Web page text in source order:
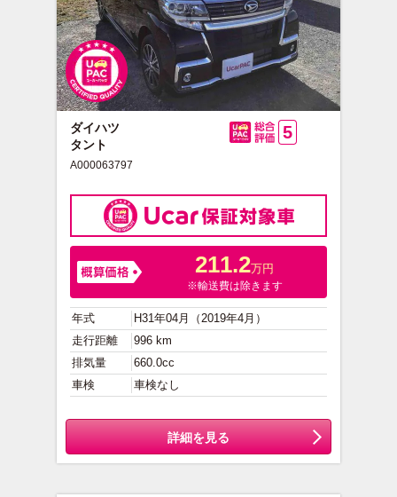
ダイハツ
タント
A000063797
5
211.2万円
※輸送費は除きます
年式
H31年04月（2019年4月）
走行距離
996 km
排気量
660.0cc
車検
車検なし
詳細を見る